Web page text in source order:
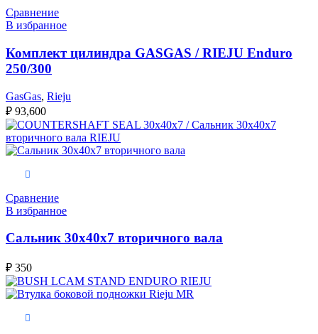
Сравнение
В избранное
Комплект цилиндра GASGAS / RIEJU Enduro
250/300
GasGas, Rieju
₽ 93,600
Сравнение
В избранное
Сальник 30x40x7 вторичного вала
₽ 350